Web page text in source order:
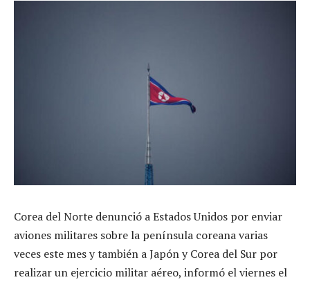
Corea del Norte denunció a Estados Unidos por enviar
aviones militares sobre la península coreana varias
veces este mes y también a Japón y Corea del Sur por
realizar un ejercicio militar aéreo, informó el viernes el